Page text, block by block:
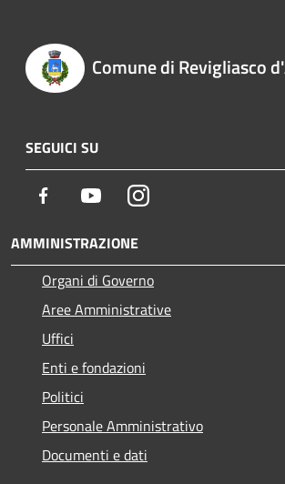
Comune di Revigliasco
SEGUICI SU
Facebook YoutubeInstagram
AMMINISTRAZIONE
Organi di Governo
Aree Amministrative
Uffici
Enti e fondazioni
Politici
Personale Amministrativo
Documenti e dati